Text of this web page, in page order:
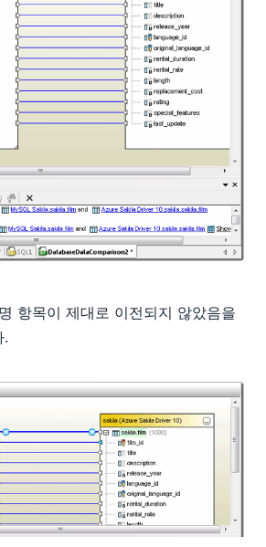
항목이 제대로 이전되지 않았음을
.